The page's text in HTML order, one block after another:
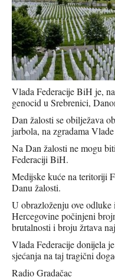
Vlada Federacije BiH je,
genocid u Srebrenici,
Dan žalosti se obilježava
jarbola, na zgradama
Na Dan žalosti ne mogu
Federaciji BiH.
Medijske kuće na teritoriji
Danu žalosti.
U obrazloženju ove
Hercegovine počinjeni
brutalnosti i broju žrtava
Vlada Federacije donijela
sjećanja na taj tragični
Radio Gradačac